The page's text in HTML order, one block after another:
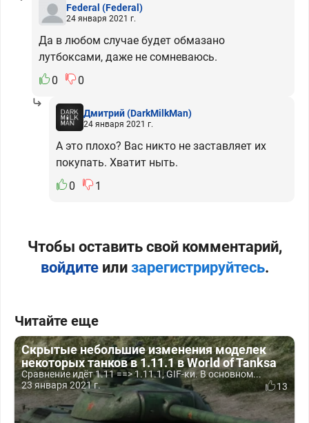
Federal (Federal)
24 января 2021 г.
Да в любом случае будет обмазано
лутбоксами, даже не сомневаюсь.
0
0
Дмитрий(DarkMilkMan)
24 января 2021 г.
А это плохо? Вас никто не заставляет их
покупать. Хватит ныть.
0
1
Чтобы оставить свой комментарий,
войдитеили зарегистрируйтесь.
Читайте еще
Скрытые небольшие изменения моделек
некоторых танков в 1.11.1 в World of Tanksa
Сравнение идёт 1.11 ==> 1.11.1, GIF-ки. В основном...
23 января 2021 г.
13